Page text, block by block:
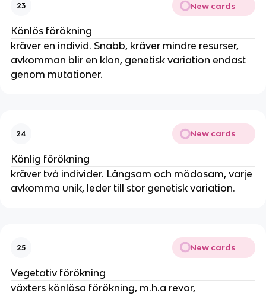
23 New cards
Könlös förökning
kräver en individ. Snabb, kräver mindre resurser,
avkomman blir en klon, genetisk variation endast
genom mutationer.
24 New cards
Könlig förökning
kräver två individer. Långsam och mödosam, varje
avkomma unik, leder till stor genetisk variation.
25 New cards
Vegetativ förökning
växters könlösa förökning, m.h.a revor,